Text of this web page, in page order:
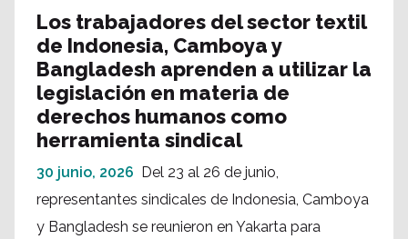
Los trabajadores del sector textil
de Indonesia, Camboya y
Bangladesh aprenden a utilizar la
legislación en materia de
derechos humanos como
herramienta sindical
30 junio, 2026
Del 23 al 26 de junio,
representantes sindicales de Indonesia, Camboya
y Bangladesh se reunieron en Yakarta para